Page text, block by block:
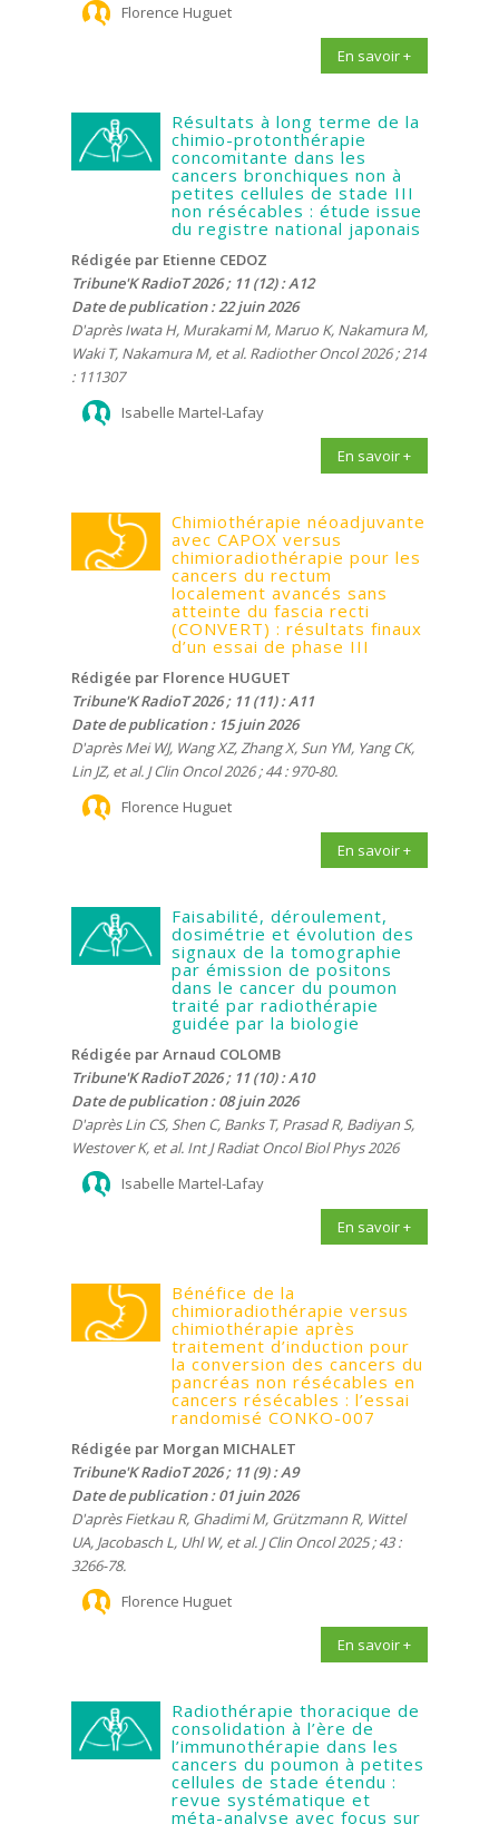
Florence Huguet
En savoir +
Résultats à long terme de la
chimio-protonthérapie
concomitante dans les
cancers bronchiques non à
petites cellules de stade III
non résécables : étude issue
du registre national japonais
Rédigée par Etienne CEDOZ
Tribune'K RadioT 2026 ; 11 (12) : A12
Date de publication : 22 juin 2026
D'après Iwata H, Murakami M, Maruo K, Nakamura M,
Waki T, Nakamura M, et al. Radiother Oncol 2026 ; 214
: 111307
Isabelle Martel-Lafay
En savoir +
Chimiothérapie néoadjuvante
avec CAPOX versus
chimioradiothérapie pour les
cancers du rectum
localement avancés sans
atteinte du fascia recti
(CONVERT) : résultats finaux
d’un essai de phase III
Rédigée par Florence HUGUET
Tribune'K RadioT 2026 ; 11 (11) : A11
Date de publication : 15 juin 2026
D'après Mei WJ, Wang XZ, Zhang X, Sun YM, Yang CK,
Lin JZ, et al. J Clin Oncol 2026 ; 44 : 970-80.
Florence Huguet
En savoir +
Faisabilité, déroulement,
dosimétrie et évolution des
signaux de la tomographie
par émission de positons
dans le cancer du poumon
traité par radiothérapie
guidée par la biologie
Rédigée par Arnaud COLOMB
Tribune'K RadioT 2026 ; 11 (10) : A10
Date de publication : 08 juin 2026
D'après Lin CS, Shen C, Banks T, Prasad R, Badiyan S,
Westover K, et al. Int J Radiat Oncol Biol Phys 2026
Isabelle Martel-Lafay
En savoir +
Bénéfice de la
chimioradiothérapie versus
chimiothérapie après
traitement d’induction pour
la conversion des cancers du
pancréas non résécables en
cancers résécables : l’essai
randomisé CONKO-007
Rédigée par Morgan MICHALET
Tribune'K RadioT 2026 ; 11 (9) : A9
Date de publication : 01 juin 2026
D'après Fietkau R, Ghadimi M, Grützmann R, Wittel
UA, Jacobasch L, Uhl W, et al. J Clin Oncol 2025 ; 43 :
3266-78.
Florence Huguet
En savoir +
Radiothérapie thoracique de
consolidation à l’ère de
l’immunothérapie dans les
cancers du poumon à petites
cellules de stade étendu :
revue systématique et
méta-analyse avec focus sur